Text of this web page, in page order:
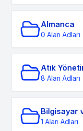
Almanca
0 Alan Adları
Atık
8 Alan Adları
Bilgisayar
1 Alan Adları